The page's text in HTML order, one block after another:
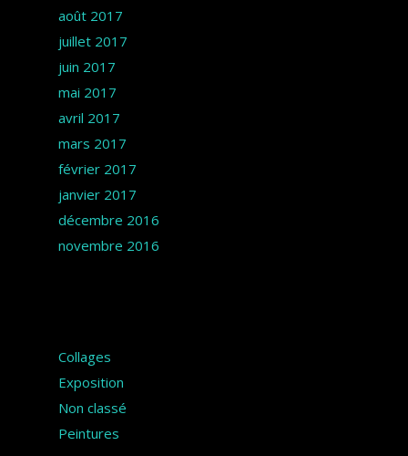
août 2017
juillet 2017
juin 2017
mai 2017
avril 2017
mars 2017
février 2017
janvier 2017
décembre 2016
novembre 2016
Collages
Exposition
Non classé
Peintures